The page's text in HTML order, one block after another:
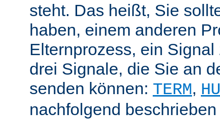
steht. Das heißt, Sie
haben, einem anderen
Elternprozess, ein
drei Signale, die Sie an
senden können: TERM,
nachfolgend